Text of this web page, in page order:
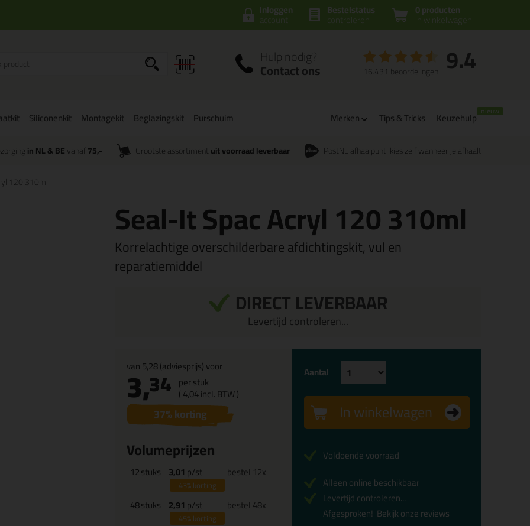
0 producten
in winkelwagen
Bestelstatus
controleren
Inloggen
account
Hulp nodig?
Contact ons 9.4
16.431 beoordelingen
Siliconenkit Montagekit Beglazingskit Purschuim Merken Tips & Tricks Keuzehulp
in NL & BEvanaf 75,- Grootste assortiment uit voorraad leverbaar PostNL afhaalpunt: kies zelf wanneer je afhaalt
120 310ml
Seal-It Spac Acryl 120 310ml
Korrelachtige overschilderbare afdichtingskit, vul en
reparatiemiddel
DIRECT LEVERBAAR
Levertijd controleren...
van5,28(adviesprijs) voor
3,34 per stuk
(4,04incl. BTW )
37% korting
Volumeprijzen
12stuks 3,01 p/st
43%korting
bestel 12x
48stuks 2,91 p/st
45%korting
bestel 48x
Aantal
In winkelwagen
Voldoende voorraad
Alleen online beschikbaar
Levertijd controleren...
Afgesproken! Bekijk onze reviews